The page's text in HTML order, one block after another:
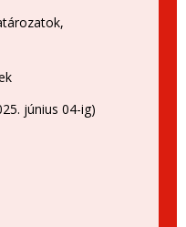
június 04-ig)